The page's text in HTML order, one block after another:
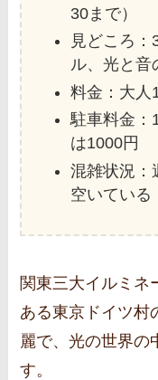
30まで）
見どころ：
ル、光と音
料金：大人
駐車料金：
は1000円
混雑状況：
空いている
関東三大イルミネ
ある東京ドイツ村
麗で、光の世界の
す。